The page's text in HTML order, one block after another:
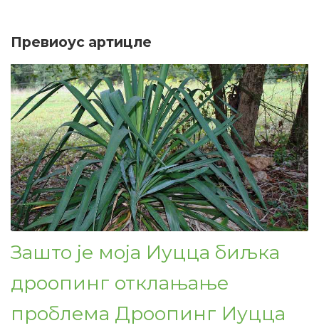
Превиоус артицле
Зашто је моја Иуцца биљка
дроопинг отклањање
проблема Дроопинг Иуцца